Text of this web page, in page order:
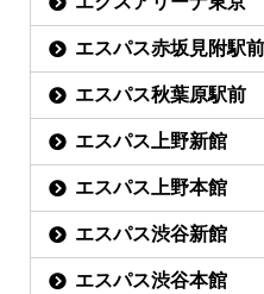
エスパス赤坂見附駅前
エスパス秋葉原駅前
エスパス上野新館
エスパス上野本館
エスパス渋谷新館
エスパス渋谷本館